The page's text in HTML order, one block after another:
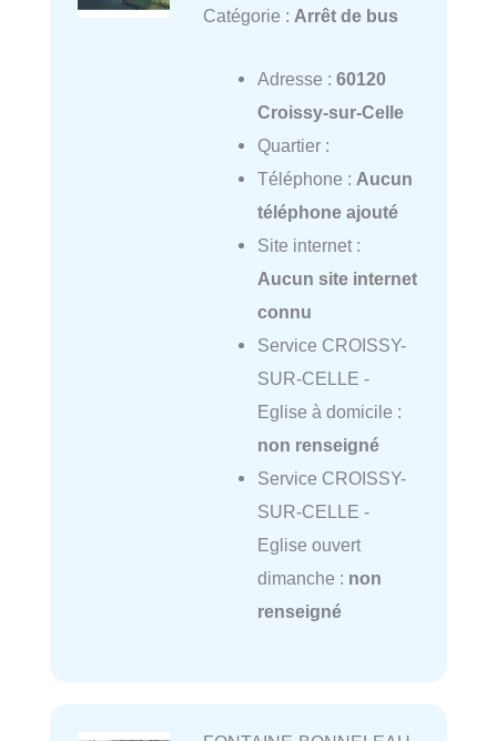
Catégorie : Arrêt de bus
Adresse : 60120
Croissy-sur-Celle
Quartier :
Téléphone : Aucun
téléphone ajouté
Site internet :
Aucun site internet
connu
Service CROISSY-
SUR-CELLE -
Eglise à domicile :
non renseigné
Service CROISSY-
SUR-CELLE -
Eglise ouvert
dimanche : non
renseigné